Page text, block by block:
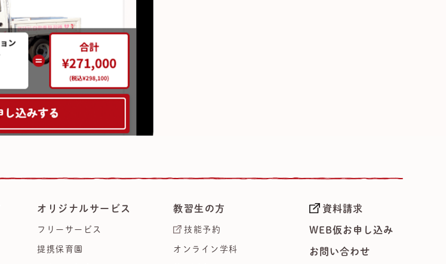
オリジナルサービス
フリーサービス
提携保育園
教習生の方
技能予約
オンライン学科
資料請求
WEB仮お申し込み
お問い合わせ